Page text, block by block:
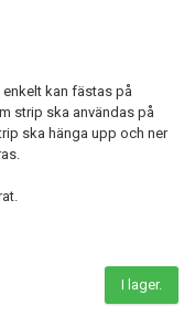
kan fästas på
strip ska användas på
ska hänga upp och ner
I lager.